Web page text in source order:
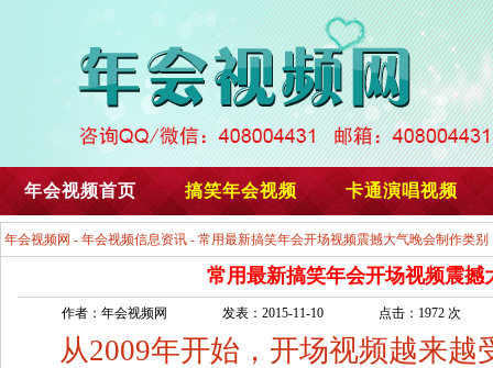
年会视频首页 搞笑年会视频 卡通演唱视频
年会视频网 - 年会视频信息资讯 - 常用最新搞笑年会开场视频震撼大气晚会制作类别
常用最新搞笑年会开场视频震撼
作者：年会视频网 发表：2015-11-10 点击：1972 次
从2009年开始，开场视频越来